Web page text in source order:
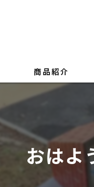
商品紹介
おはよ